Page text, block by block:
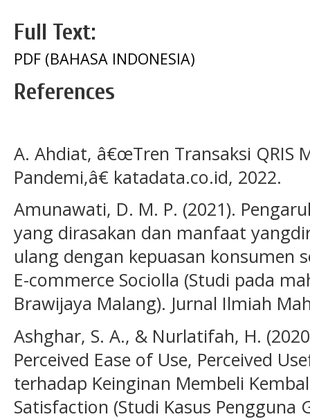
Full Text:
PDF (BAHASA INDONESIA)
References
A. Ahdiat, â€œTren Transaksi QRIS
Pandemi,â€ katadata.co.id, 2022.
Amunawati, D. M. P. (2021).
yang dirasakan dan manfaat
ulang dengan kepuasan konsumen
E-commerce Sociolla (Studi pada
Brawijaya Malang). Jurnal Ilmiah
Ashghar, S. A., & Nurlatifah, H.
Perceived Ease of Use, Perceived
terhadap Keinginan Membeli
Satisfaction (Studi Kasus Pengguna